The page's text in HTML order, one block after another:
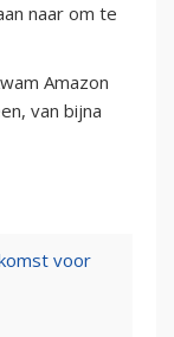
naar om te
Amazon
van bijna
voor